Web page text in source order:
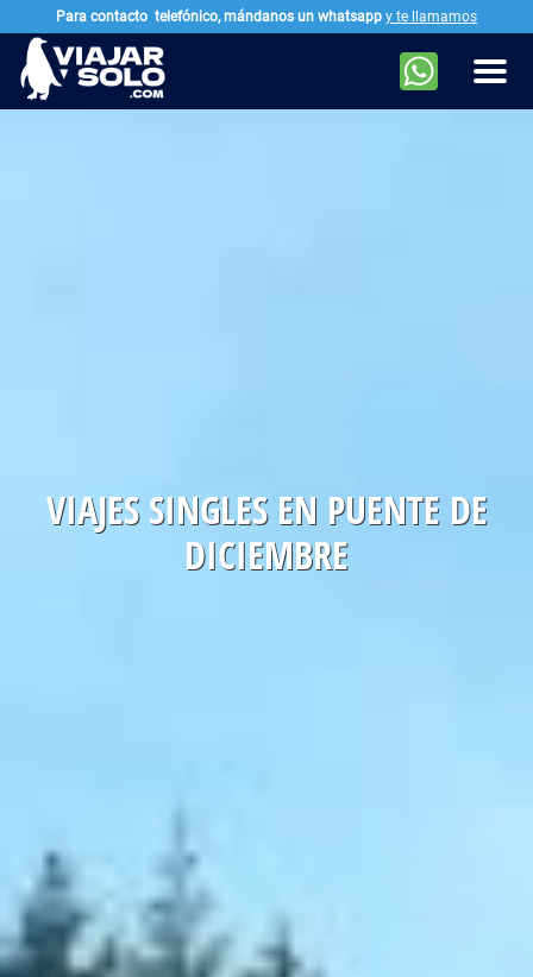
Ir al contenido principal
VIAJES SINGLES EN PUENTE DE
DICIEMBRE
Para contacto telefónico, mándanos un whatsapp y te llamamos